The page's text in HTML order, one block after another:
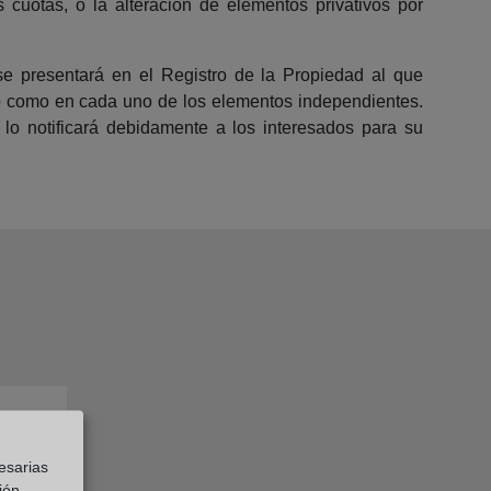
o la alteración de elementos privativos por
presentará en el Registro de la Propiedad al que
en cada uno de los elementos independientes.
notificará debidamente a los interesados para su